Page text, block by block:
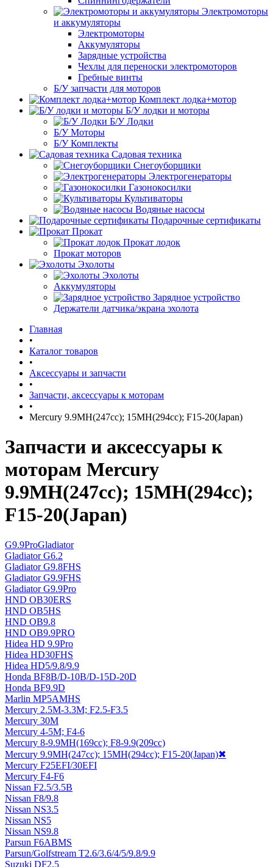
Электромоторы
и аккумуляторы
Электромоторы
Аккумуляторы
Зарядные устройства
Чехлы для переноски электромоторов
Гребные винты
Б/У запчасти для моторов
Комплект лодка+мотор
Б/У лодки и моторы
Б/У Лодки
Б/У Моторы
Б/У Комплекты
Садовая техника
Снегоуборщики
Электрогенераторы
Газонокосилки
Культиваторы
Водяные насосы
Подарочные сертификаты
Прокат
Прокат лодок
Прокат моторов
Эхолоты
Эхолоты
Аккумуляторы
Зарядное устройство
Держатели датчика/экрана эхолота
Главная
•
Каталог товаров
•
Аксессуары и запчасти
•
Запчасти, аксессуары к моторам
•
Mercury 9.9MH(247cc); 15MH(294cc); F15-20(Japan)
Запчасти и аксессуары к
моторам Mercury
9.9MH(247cc); 15MH(294cc);
F15-20(Japan)
G9.9ProGladiator
Gladiator G6.2
Gladiator G9.8FHS
Gladiator G9.9FHS
Gladiator G9.9Pro
HND OB30ERS
HND OB5HS
HND OB9.8
HND OB9.9PRO
Hidea HD 9.9Pro
Hidea HD30FHS
Hidea HD5/9.8/9.9
Honda BF8B/D-10B/D-15D-20D
Honda BF9.9D
Marlin MP5AMHS
Mercury 2.5M-3.3M; F2.5-F3.5
Mercury 30M
Mercury 4-5M; F4-6
Mercury 8-9.9MH(169cc); F8-9.9(209cc)
Mercury 9.9MH(247cc); 15MH(294cc); F15-20(Japan)✖
Mercury F25EFI/30EFI
Mercury F4-F6
Nissan F2.5/3.5B
Nissan F8/9.8
Nissan NS3.5
Nissan NS5
Nissan NS9.8
Parsun F6ABMS
Parsun/Golfstream T2.6/3.6/4/5/9.8/9.9
Suzuki DF2.5